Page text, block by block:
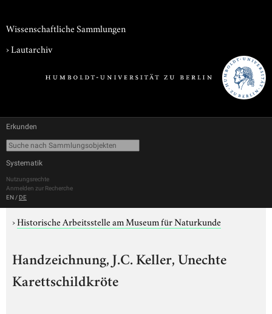
Wissenschaftliche Sammlungen
›Lautarchiv
Erkunden
Systematik
Nutzungsrechte
Anmelden zur Recherche
EN / DE
›Historische Arbeitsstelle am Museum für Naturkunde
Handzeichnung, J.C. Keller, Unechte
Karettschildkröte